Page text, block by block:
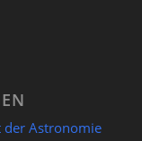
der Astronomie